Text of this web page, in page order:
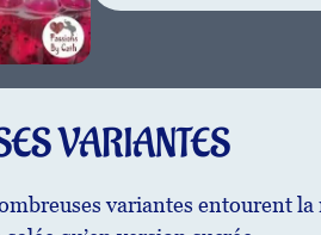
VARIANTES
variantes entourent